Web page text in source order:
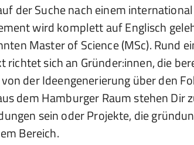
der Suche nach einem
wird komplett auf Englisch
Master of Science (MSc). Rund
richtet sich an Gründer:innen, die
der Ideengenerierung über den
dem Hamburger Raum stehen Dir
sein oder Projekte, die
Bereich.